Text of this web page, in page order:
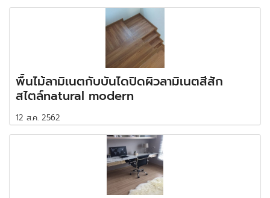
พื้นไม้ลามิเนตกับบันไดปิดผิวลามิเนตสีสัก
สไตล์natural modern
12 ส.ค. 2562